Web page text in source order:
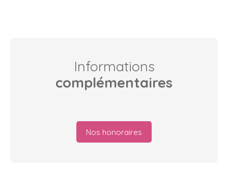
Informations
complémentaires
Nos honoraires